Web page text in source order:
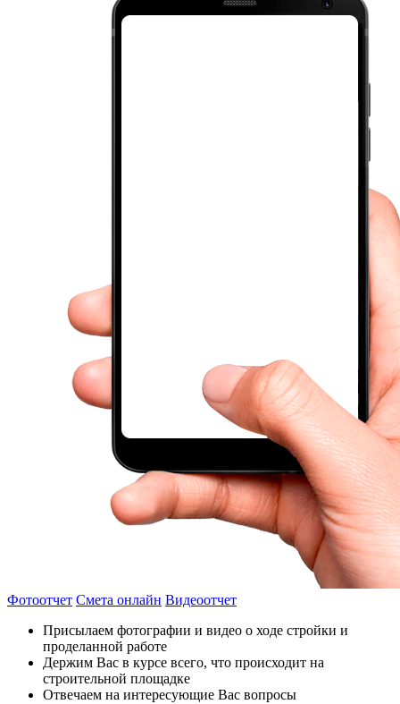
Фотоотчет Смета онлайн Видеоотчет
Присылаем фотографии и видео о ходе стройки и
проделанной работе
Держим Вас в курсе всего, что происходит на
строительной площадке
Отвечаем на интересующие Вас вопросы